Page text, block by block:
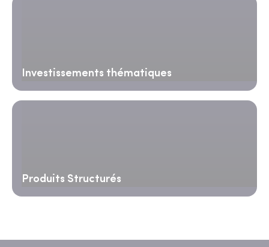
Investissements thématiques
Produits Structurés